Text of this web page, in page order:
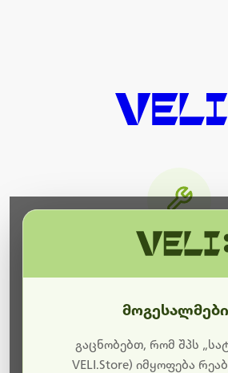
ბოდიშს გიხდით
მიმდინარეობს საიტის
სამუშაოები.
გაცნობებთ, რომ შპს
VELI.Store) იმყოფება